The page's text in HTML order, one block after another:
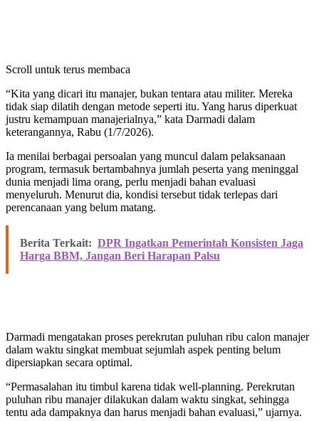
Scroll untuk terus membaca
“Kita yang dicari itu manajer, bukan tentara atau militer. Mereka
tidak siap dilatih dengan metode seperti itu. Yang harus diperkuat
justru kemampuan manajerialnya,” kata Darmadi dalam
keterangannya, Rabu (1/7/2026).
Ia menilai berbagai persoalan yang muncul dalam pelaksanaan
program, termasuk bertambahnya jumlah peserta yang meninggal
dunia menjadi lima orang, perlu menjadi bahan evaluasi
menyeluruh. Menurut dia, kondisi tersebut tidak terlepas dari
perencanaan yang belum matang.
Berita Terkait: DPR Ingatkan Pemerintah Konsisten Jaga
Harga BBM, Jangan Beri Harapan Palsu
Darmadi mengatakan proses perekrutan puluhan ribu calon manajer
dalam waktu singkat membuat sejumlah aspek penting belum
dipersiapkan secara optimal.
“Permasalahan itu timbul karena tidak well-planning. Perekrutan
puluhan ribu manajer dilakukan dalam waktu singkat, sehingga
tentu ada dampaknya dan harus menjadi bahan evaluasi,” ujarnya.